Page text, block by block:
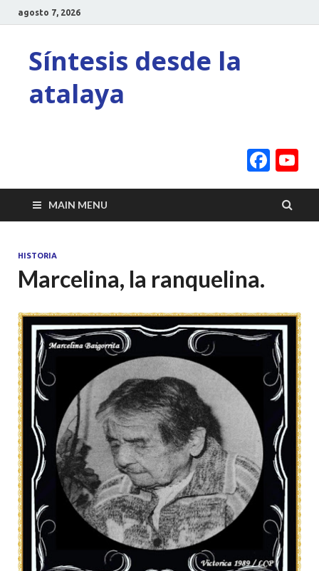
agosto 7, 2026
Síntesis desde la
atalaya
MAIN MENU
HISTORIA
Marcelina, la ranquelina.